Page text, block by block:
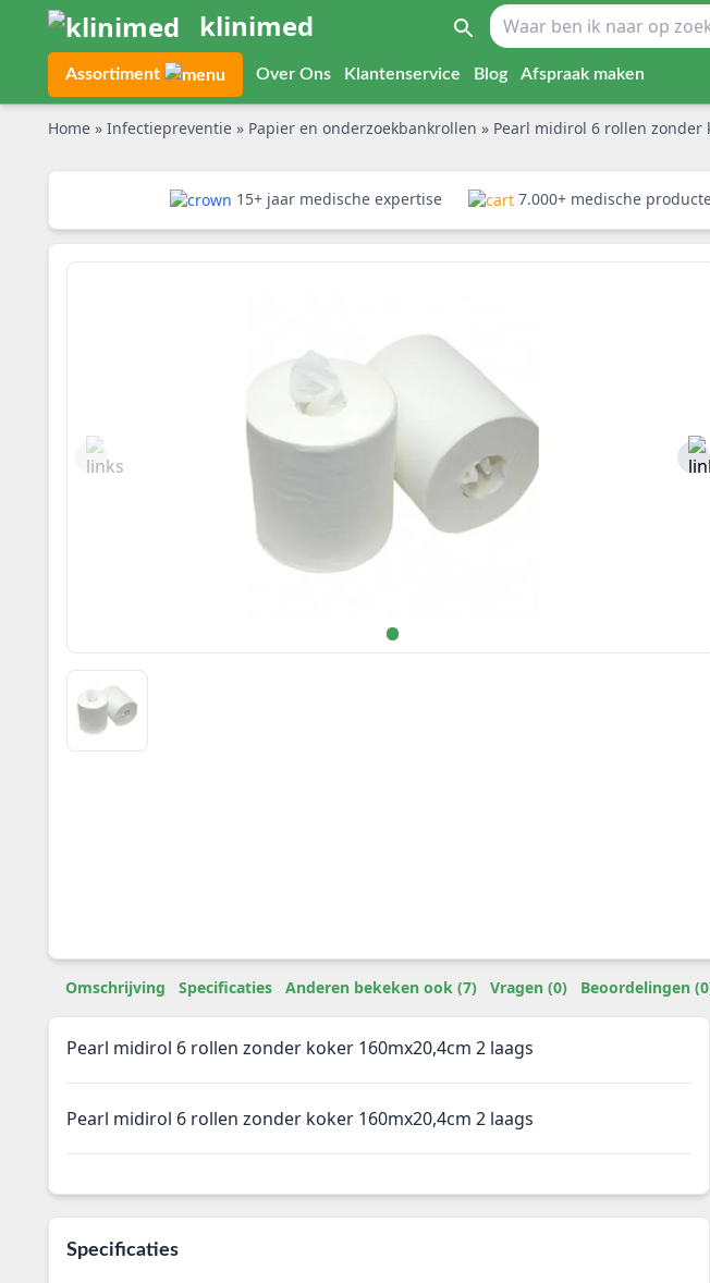
klinimed
Assortiment Over Ons Klantenservice Blog Afspraak maken
Home » Infectiepreventie » Papier en onderzoekbankrollen » Pearl midirol 6 rollen zonder koker
15+ jaar medische expertise 7.000+ medische
Omschrijving Specificaties Anderen bekeken ook (7) Vragen (0) Beoordelingen
Pearl midirol 6 rollen zonder koker 160mx20,4cm 2 laags
Pearl midirol 6 rollen zonder koker 160mx20,4cm 2 laags
Specificaties